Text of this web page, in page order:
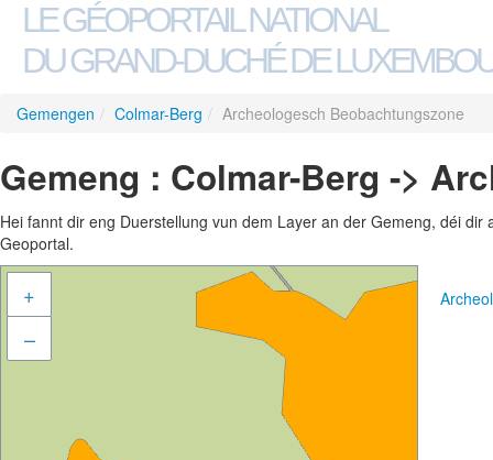
LE GÉOPORTAIL NATIONAL
DU GRAND-DUCHÉ DE
Gemengen / Colmar-Berg / Archeologesch Beobachtungszone
Gemeng : Colmar-Berg ->
Hei fannt dir eng Duerstellung vun dem Layer an der Gemeng, déi
Geoportal.
+
–